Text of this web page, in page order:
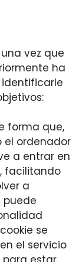
vez que
ha
identificarle
forma que,
el ordenador
a entrar en
facilitando
a
puede
se
el servicio